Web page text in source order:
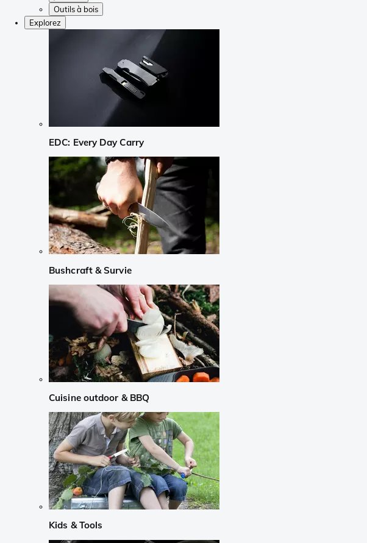
Outils à bois
Explorez
EDC: Every Day Carry
Bushcraft & Survie
Cuisine outdoor & BBQ
Kids & Tools